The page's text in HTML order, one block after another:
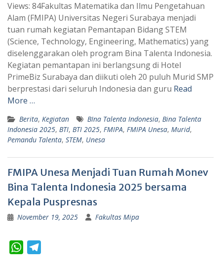
a
t
A
p
p
l
e
g
r
a
m
Views: 84Fakultas Matematika dan Ilmu Pengetahuan
Alam (FMIPA) Universitas Negeri Surabaya menjadi
tuan rumah kegiatan Pemantapan Bidang STEM
(Science, Technology, Engineering, Mathematics) yang
diselenggarakan oleh program Bina Talenta Indonesia.
Kegiatan pemantapan ini berlangsung di Hotel
PrimeBiz Surabaya dan diikuti oleh 20 puluh Murid SMP
berprestasi dari seluruh Indonesia dan guru Read
More …
Berita, Kegiatan BIna Talenta Indonesia, Bina Talenta
Indonesia 2025, BTI, BTI 2025, FMIPA, FMIPA Unesa, Murid,
Pemandu Talenta, STEM, Unesa
FMIPA Unesa Menjadi Tuan Rumah Monev
Bina Talenta Indonesia 2025 bersama
Kepala Puspresnas
November 19, 2025 Fakultas Mipa
W